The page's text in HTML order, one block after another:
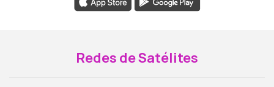
Redes de Satélites